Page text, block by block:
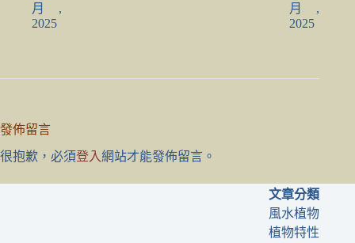
月,
2025
月,
2025
發佈留言
很抱歉，必須登入網站才能發佈留言。
文章分類
風水植物
植物特性